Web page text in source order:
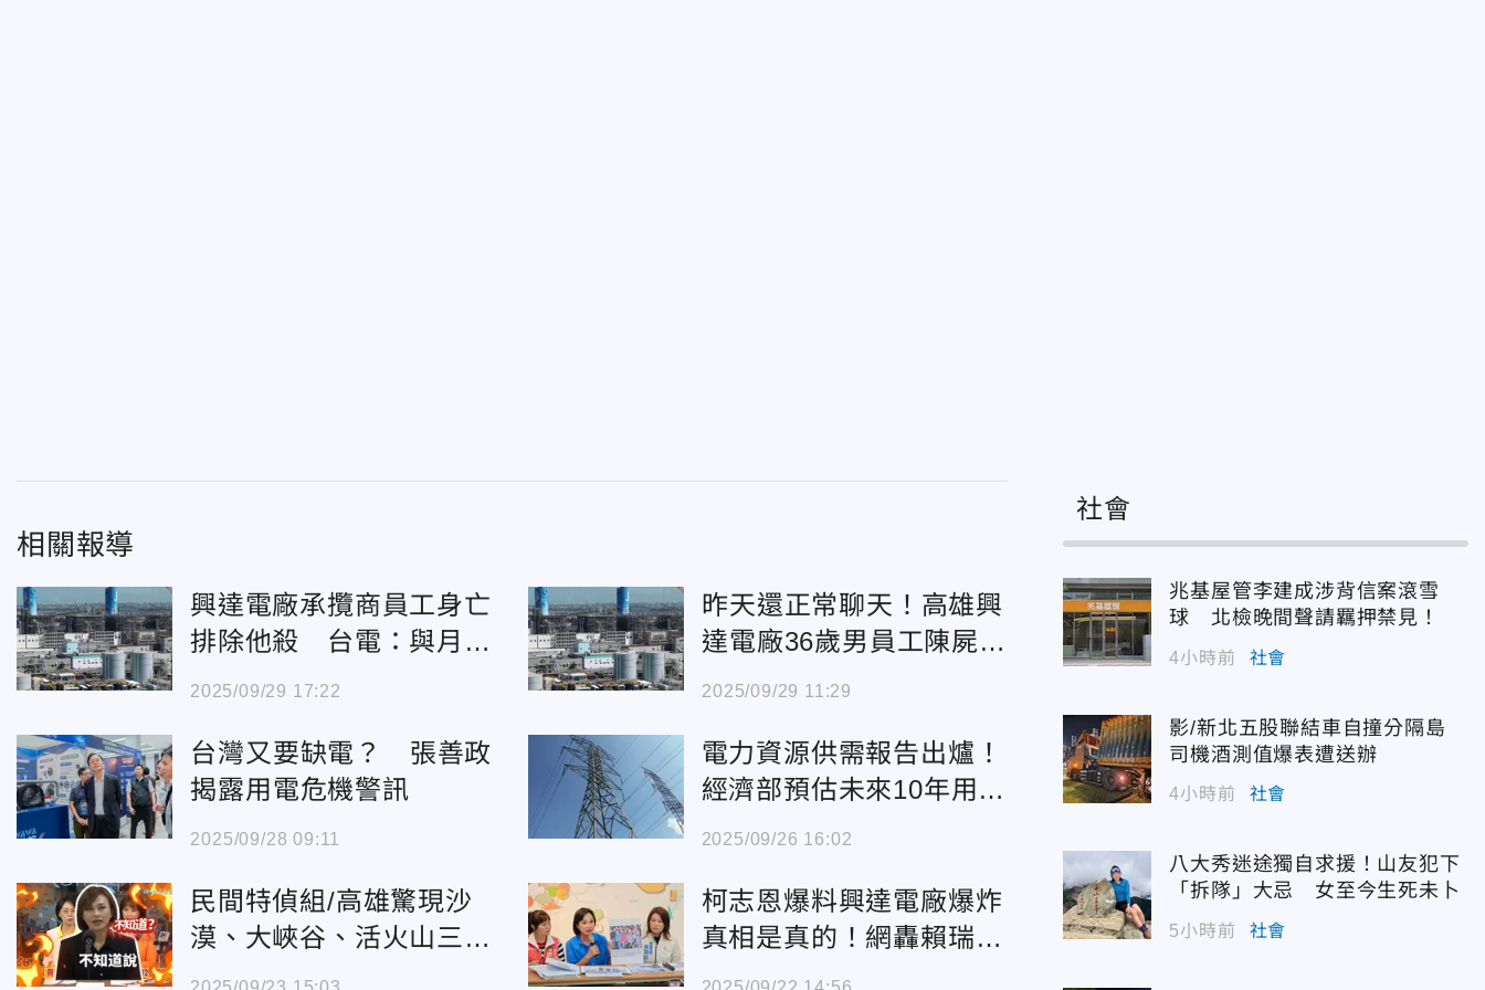
相關報導
興達電廠承攬商員工身亡
排除他殺 台電：與月初
火災無關
2025/09/29 17:22
昨天還正常聊天！高雄興
達電廠36歲男員工陳屍辦
公室
2025/09/29 11:29
台灣又要缺電？ 張善政
揭露用電危機警訊
2025/09/28 09:11
電力資源供需報告出爐！
經濟部預估未來10年用電
年成長1.7%
2025/09/26 16:02
民間特偵組/高雄驚現沙
漠、大峽谷、活火山三大
奇觀 翁曉玲：高雄市政
柯志恩爆料興達電廠爆炸
真相是真的！網轟賴瑞
隆：出來道歉
社會
兆基屋管李建成涉背信案滾雪
球 北檢晚間聲請羈押禁見！
4小時前 社會
影/新北五股聯結車自撞分隔島
司機酒測值爆表遭送辦
4小時前 社會
八大秀迷途獨自求援！山友犯下
「拆隊」大忌 女至今生死未卜
5小時前 社會